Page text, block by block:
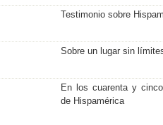
Testimonio sobre
Sobre un lugar sin
En los cuarenta y
de Hispamérica